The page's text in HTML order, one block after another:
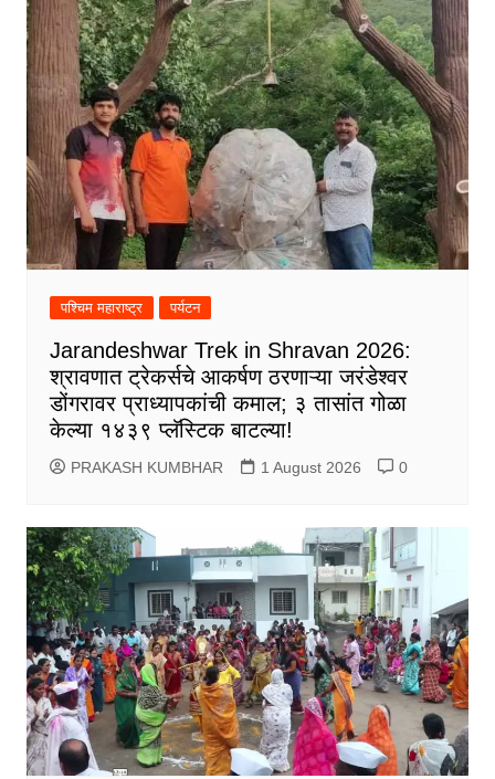
पश्चिम महाराष्ट्र पर्यटन
Jarandeshwar Trek in Shravan 2026:
श्रावणात ट्रेकर्सचे आकर्षण ठरणाऱ्या जरंडेश्वर
डोंगरावर प्राध्यापकांची कमाल; ३ तासांत गोळा
केल्या १४३९ प्लॅस्टिक बाटल्या!
PRAKASH KUMBHAR 1 August 2026 0